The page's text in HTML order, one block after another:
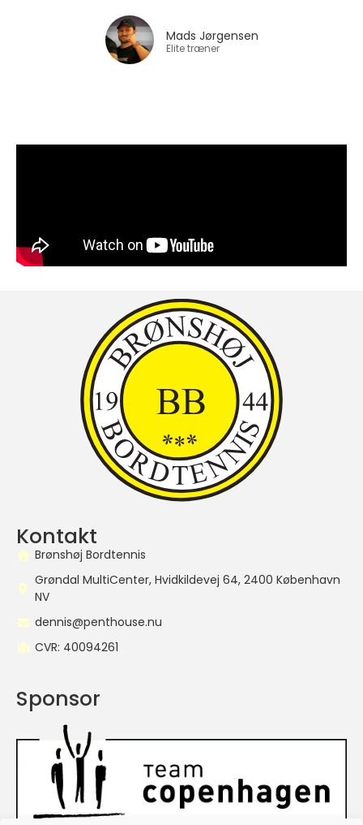
Mads Jørgensen
Elite træner
Kontakt
Brønshøj Bordtennis
Grøndal MultiCenter, Hvidkildevej 64, 2400 København
NV
dennis@penthouse.nu
CVR: 40094261
Sponsor